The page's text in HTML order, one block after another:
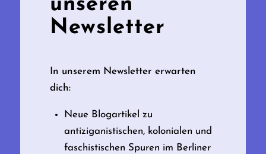
unseren
Newsletter
In unserem Newsletter erwarten
dich:
Neue Blogartikel zu
antiziganistischen, kolonialen und
faschistischen Spuren im Berliner